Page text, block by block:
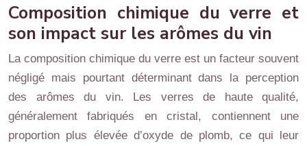
Composition chimique du verre et
son impact sur les arômes du vin
La composition chimique du verre est un facteur souvent
négligé mais pourtant déterminant dans la perception
des arômes du vin. Les verres de haute qualité,
généralement fabriqués en cristal, contiennent une
proportion plus élevée d’oxyde de plomb, ce qui leur